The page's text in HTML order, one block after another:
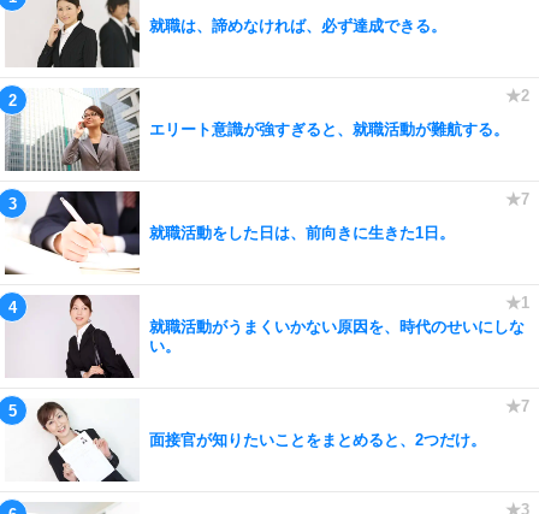
就職は、諦めなければ、必ず達成できる。
エリート意識が強すぎると、就職活動が難航する。
就職活動をした日は、前向きに生きた1日。
就職活動がうまくいかない原因を、時代のせいにしな
い。
面接官が知りたいことをまとめると、2つだけ。